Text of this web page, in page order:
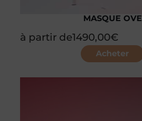
MASQUE OVE
à partir de1490,00€
Acheter